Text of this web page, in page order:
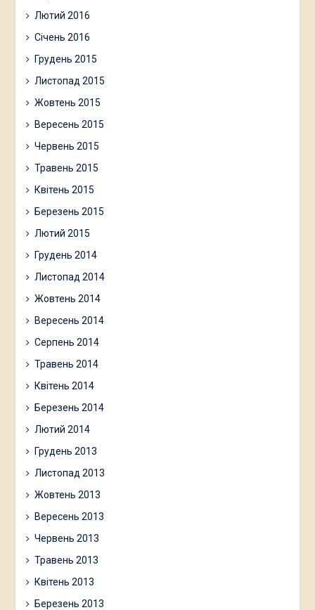
Лютий 2016
Січень 2016
Грудень 2015
Листопад 2015
Жовтень 2015
Вересень 2015
Червень 2015
Травень 2015
Квітень 2015
Березень 2015
Лютий 2015
Грудень 2014
Листопад 2014
Жовтень 2014
Вересень 2014
Серпень 2014
Травень 2014
Квітень 2014
Березень 2014
Лютий 2014
Грудень 2013
Листопад 2013
Жовтень 2013
Вересень 2013
Червень 2013
Травень 2013
Квітень 2013
Березень 2013